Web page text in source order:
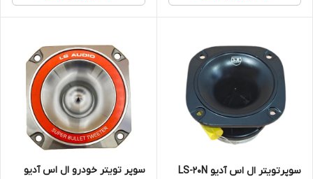
سوپرتویتر ال اس آدیو LS-20N
سوپر تویتر خودرو ال اس آدیو